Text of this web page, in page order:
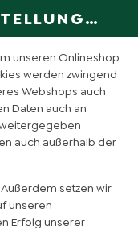
DATENSCHUTZEINSTELLUNGEN
unseren Onlineshop
werden zwingend
Webshops auch
Daten auch an
auch außerhalb der
setzen wir
unseren
Erfolg unserer
DE
FROZEN